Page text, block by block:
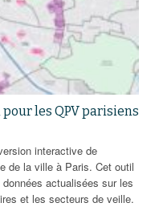
les QPV parisiens
interactive de
de la ville à Paris. Cet outil
actualisées sur les
et les secteurs de veille.